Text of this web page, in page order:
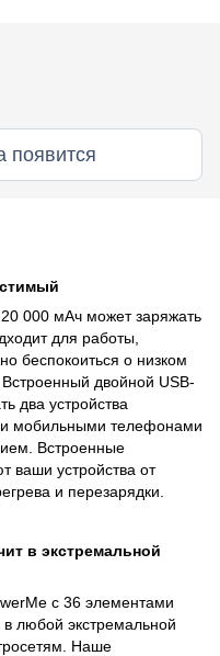
появится
000 мАч может заряжать
для работы,
беспокоиться о низком
двойной USB-
два устройства
мобильными телефонами
Встроенные
ваши устройства от
и перезарядки.
в экстремальной
с 36 элементами
любой экстремальной
Наше